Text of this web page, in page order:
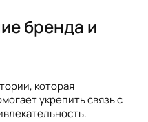
бренда и
которая
укрепить связь с